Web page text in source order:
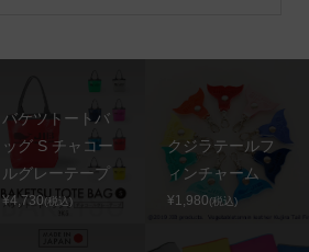
バケツトートバ
ッグ S チャコー
ルグレーテープ
¥4,730(税込)
クジラテールフ
ィンチャーム
¥1,980(税込)